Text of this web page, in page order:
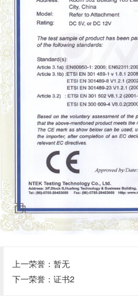
上一荣誉：暂无
下一荣誉： 证书2